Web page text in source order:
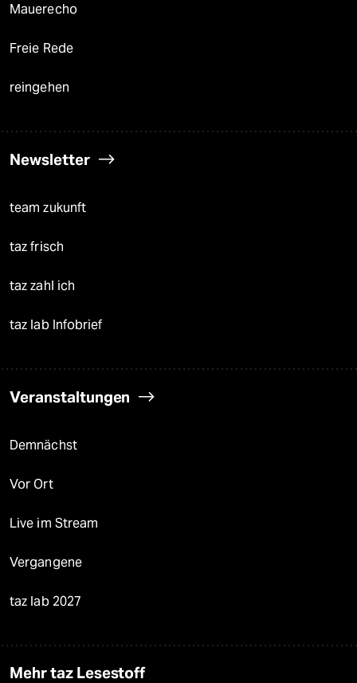
Mauerecho
Freie Rede
reingehen
Newsletter
team zukunft
taz frisch
taz zahl ich
taz lab Infobrief
Veranstaltungen
Demnächst
Vor Ort
Live im Stream
Vergangene
taz lab 2027
Mehr taz Lesestoff